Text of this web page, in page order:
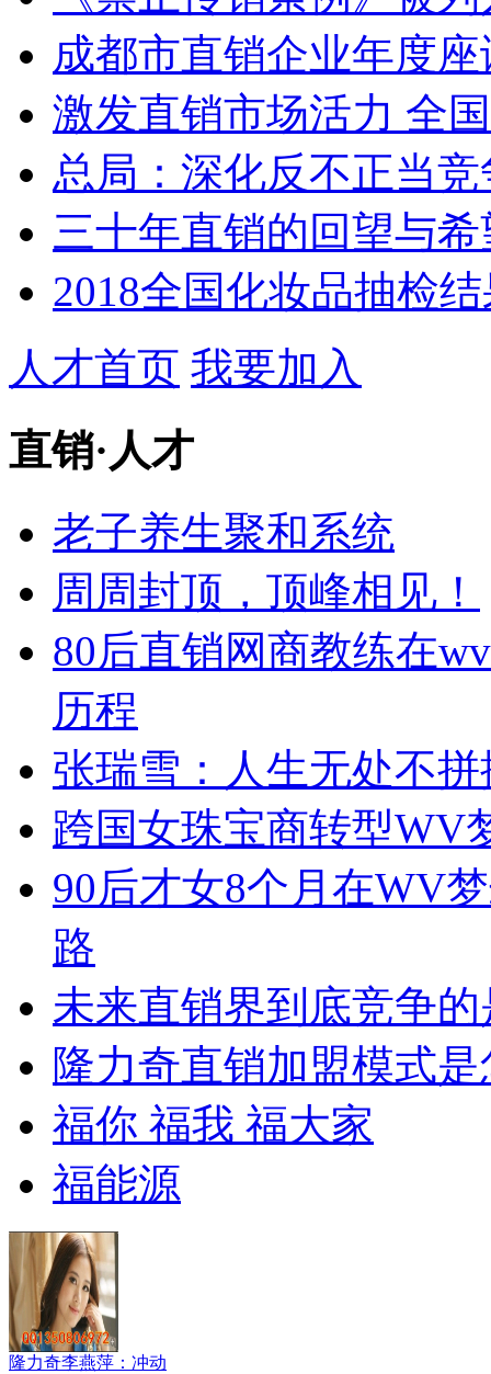
成都市直销企业年度
激发直销市场活力 全
总局：深化反不正当
三十年直销的回望与希
2018全国化妆品抽检
人才首页 我要加入
直销· 人才
老子养生聚和系统
周周封顶，顶峰相见！
80后直销网商教练在
历程
张瑞雪：人生无处不拼
跨国女珠宝商转型WV
90后才女8个月在WV
路
未来直销界到底竞争
隆力奇直销加盟模式
福你 福我 福大家
福能源
隆力奇李燕萍：冲动